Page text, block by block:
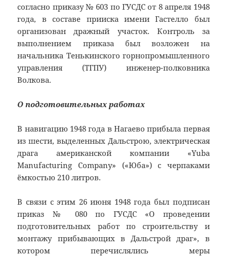
согласно приказу № 603 по ГУСДС от 8 апреля 1948
года, в составе прииска имени Гастелло был
организован дражный участок. Контроль за
выполнением приказа был возложен на
начальника Тенькинского горнопромышленного
управления (ТГПУ) инженер-полковника
Волкова.
О подготовительных работах
В навигацию 1948 года в Нагаево прибыла первая
из шести, выделенных Дальстрою, электрическая
драга американской компании «Yuba
Manufacturing Company» («Юба») с черпаками
ёмкостью 210 литров.
В связи с этим 26 июня 1948 года был подписан
приказ № 080 по ГУСДС «О проведении
подготовительных работ по строительству и
монтажу прибывающих в Дальстрой драг», в
котором перечислялись меры